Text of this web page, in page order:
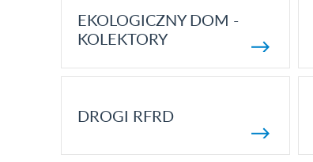
EKOLOGICZNY DOM -
KOLEKTORY
DROGI RFRD